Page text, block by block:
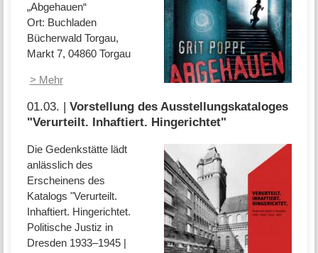
„Abgehauen“
Ort: Buchladen
Bücherwald Torgau,
Markt 7, 04860 Torgau
> Mehr
01.03. | Vorstellung des Ausstellungskataloges
"Verurteilt. Inhaftiert. Hingerichtet"
Die Gedenkstätte lädt
anlässlich des
Erscheinens des
Katalogs "Verurteilt.
Inhaftiert. Hingerichtet.
Politische Justiz in
Dresden 1933–1945 |